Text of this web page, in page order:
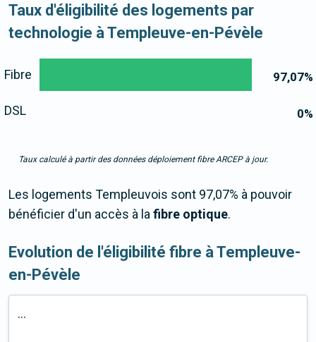
Taux d'éligibilité des logements par
technologie à Templeuve-en-Pévèle
97,07%
0%
Fibre
DSL
Taux calculé à partir des données déploiement fibre ARCEP à jour.
Les logements Templeuvois sont 97,07% à pouvoir
bénéficier d'un accès à lafibre optique.
Evolution de l'éligibilité fibre à Templeuve-
en-Pévèle
...